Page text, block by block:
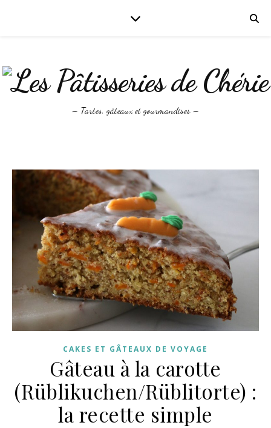
– Tartes, gâteaux et gourmandises –
CAKES ET GÂTEAUX DE VOYAGE
Gâteau à la carotte
(Rüblikuchen/Rüblitorte) :
la recette simple